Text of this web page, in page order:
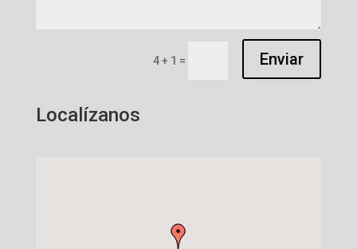
4 + 1 = Enviar
Localízanos